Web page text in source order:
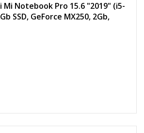
Mi Notebook Pro 15.6 "2019" (i5-
SSD, GeForce MX250, 2Gb,